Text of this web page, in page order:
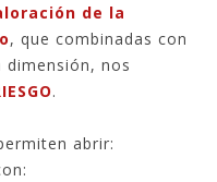
de la
, que combinadas con
dimensión, nos
.
abrir: